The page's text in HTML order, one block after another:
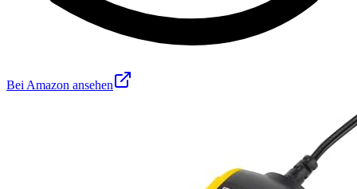
Bei Amazon ansehen